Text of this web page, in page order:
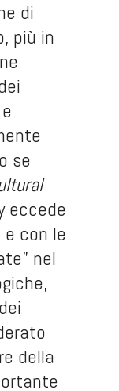
di
più in
se
eccede
con le
nel
della